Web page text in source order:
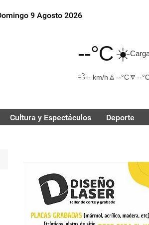
9 Agosto 2026
--°C☀️
💨-- km/h 🔼 --°C🔽 --
Cultura y Espectáculos Deporte